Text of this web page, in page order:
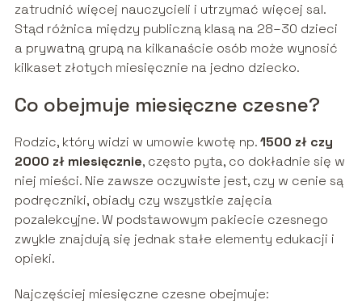
zatrudnić więcej nauczycieli i utrzymać więcej sal.
Stąd różnica między publiczną klasą na 28–30 dzieci
a prywatną grupą na kilkanaście osób może wynosić
kilkaset złotych miesięcznie na jedno dziecko.
Co obejmuje miesięczne czesne?
Rodzic, który widzi w umowie kwotę np.1500 zł czy
2000 zł miesięcznie, często pyta, co dokładnie się w
niej mieści. Nie zawsze oczywiste jest, czy w cenie są
podręczniki, obiady czy wszystkie zajęcia
pozalekcyjne. W podstawowym pakiecie czesnego
zwykle znajdują się jednak stałe elementy edukacji i
opieki.
Najczęściej miesięczne czesne obejmuje: